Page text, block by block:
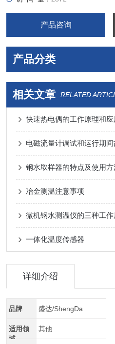
产品咨询
产品分类
相关文章 RELATED
快速热电偶的工作原理和应
电磁流量计调试和运行期
钢水取样器的特点及使用方
冶金测温注意事项
微机钢水测温仪的三种工
一体化温度传感器
详细介绍
品牌 盛达/ShengDa
适用领
域
其他